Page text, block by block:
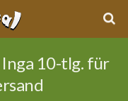
10-tlg. für